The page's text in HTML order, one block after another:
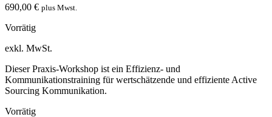
690,00 € plus Mwst.
Vorrätig
exkl. MwSt.
Dieser Praxis-Workshop ist ein Effizienz- und
Kommunikationstraining für wertschätzende und effiziente Active
Sourcing Kommunikation.
Vorrätig